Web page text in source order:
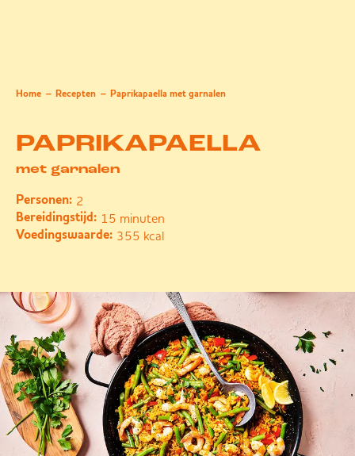
Home Recepten Paprikapaella met garnalen
PAPRIKAPAELLA
met garnalen
Personen: 2
Bereidingstijd: 15 minuten
Voedingswaarde: 355 kcal